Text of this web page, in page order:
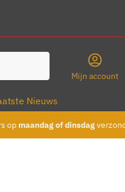
Mijn account
Nieuws
op maandag of dinsdag